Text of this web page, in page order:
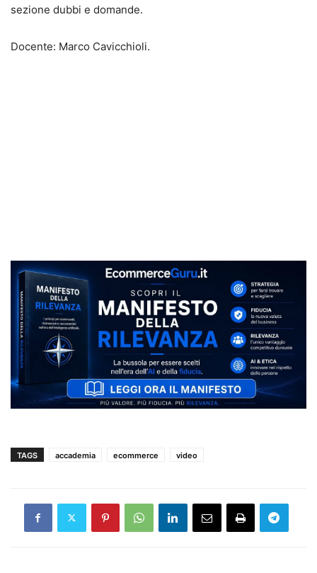
sezione dubbi e domande.
Docente: Marco Cavicchioli.
TAGS accademia ecommerce video